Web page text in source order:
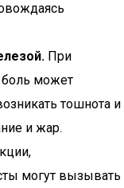
При
боль может
тошнота и
и жар.
могут вызывать